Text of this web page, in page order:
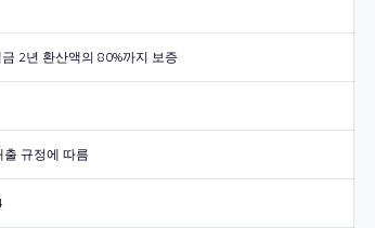
2년 환산액의 80%까지 보증
규정에 따름